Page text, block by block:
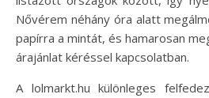
Nővérem néhány óra alatt
papírra a mintát, és hamarosan
árajánlat kéréssel kapcsolatban.
A lolmarkt.hu különleges